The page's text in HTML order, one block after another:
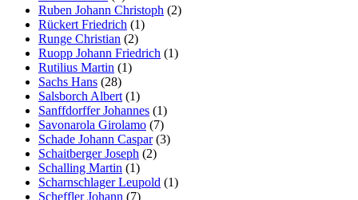
Ruben Johann Christoph (2)
Rückert Friedrich (1)
Runge Christian (2)
Ruopp Johann Friedrich (1)
Rutilius Martin (1)
Sachs Hans (28)
Salsborch Albert (1)
Sanffdorffer Johannes (1)
Savonarola Girolamo (7)
Schade Johann Caspar(3)
Schaitberger Joseph (2)
Schalling Martin (1)
Scharnschlager Leupold (1)
Scheffler Johann (7)